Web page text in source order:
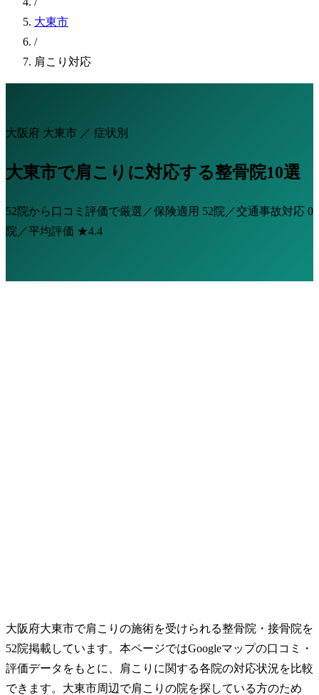
大東市
/
肩こり対応
大阪府 大東市 ／ 症状別
大東市で肩こりに対応する整骨院10選
52院から口コミ評価で厳選／保険適用 52院 ／交通事故対応 0
院 ／平均評価 ★4.4
大阪府大東市で肩こりの施術を受けられる整骨院・接骨院を
52院掲載しています。本ページではGoogleマップの口コミ・
評価データをもとに、肩こりに関する各院の対応状況を比較
できます。大東市周辺で肩こりの院を探している方のため